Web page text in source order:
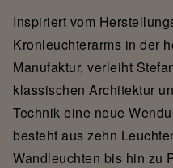
Inspiriert vom
Kronleuchterarms in der
Manufaktur, verleiht
klassischen Architektur
Technik eine neue
besteht aus zehn
Wandleuchten bis hin zu